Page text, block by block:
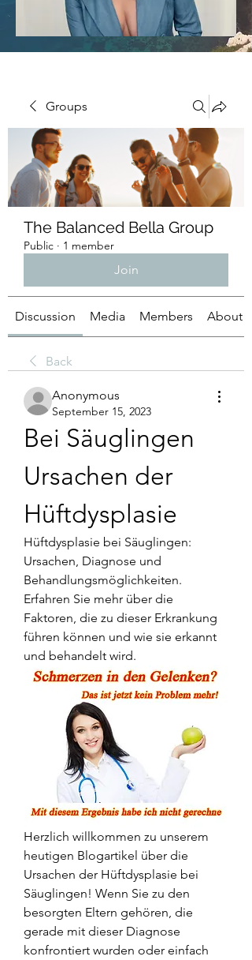
Groups
The Balanced Bella Group
Public · 1 member
Join
Discussion Media Members About
Back
Anonymous
September 15, 2023
Bei Säuglingen
Ursachen der
Hüftdysplasie
Hüftdysplasie bei Säuglingen:
Ursachen, Diagnose und
Behandlungsmöglichkeiten.
Erfahren Sie mehr über die
Faktoren, die zu dieser Erkrankung
führen können und wie sie erkannt
und behandelt wird.
Herzlich willkommen zu unserem
heutigen Blogartikel über die
Ursachen der Hüftdysplasie bei
Säuglingen! Wenn Sie zu den
besorgten Eltern gehören, die
gerade mit dieser Diagnose
konfrontiert wurden oder einfach